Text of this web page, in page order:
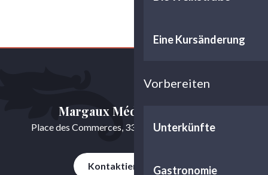
Eine Kursänderung
Vorbereiten
Unterkünfte
Gastronomie
Margaux Médoc Tourisme
Place des Commerces, 33460 Cussac-Fort-Médoc
Kontaktieren Sie uns